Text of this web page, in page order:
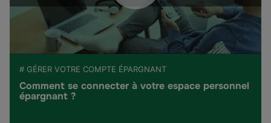
# GÉRER VOTRE COMPTE ÉPARGNANT
Comment se connecter à votre espace personnel
épargnant ?